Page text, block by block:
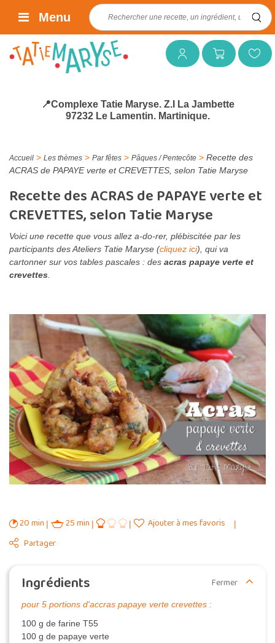
Mon compteMon panierMes favoris
Rechercher :
Menu
📍Complexe Tatie Maryse. Z.I La Jambette
97232 Le Lamentin. Martinique.
Accueil > Les thèmes > Par fêtes > Pâques / Pentecôte > Recette des
ACRAS de PAPAYE verte et CREVETTES, selon Tatie Maryse
Recette des ACRAS de PAPAYE verte et
CREVETTES, selon Tatie Maryse
Voici une recette que vous allez a-do-rer, plébiscitée par les
participants des Ateliers Tatie Maryse (cliquez ici), qui va
cartonner sur vos tables pascales : des acras papaye verte et
crevettes
20 min 25 min
Ajouter à mes favoris
Partager
Ingrédients Fermer
pour 5 portions d'accras papaye verte crevettes :
100 g de farine T55
100 g de papaye verte